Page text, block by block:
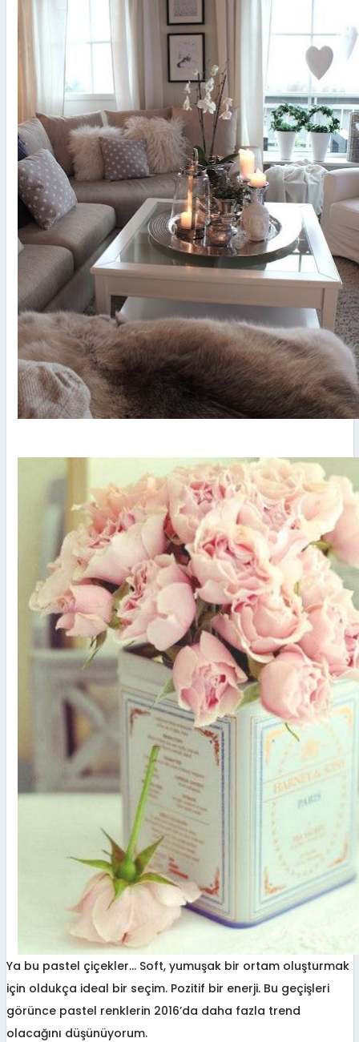
Ya bu pastel çiçekler… Soft, yumuşak bir ortam oluşturmak
için oldukça ideal bir seçim. Pozitif bir enerji. Bu geçişleri
görünce pastel renklerin 2016’da daha fazla trend
olacağını düşünüyorum.